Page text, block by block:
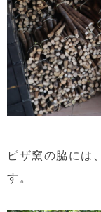
ピザ窯の脇には
す。